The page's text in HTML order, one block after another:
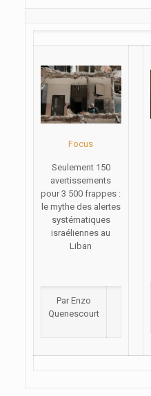
Focus
Seulement 150
avertissements
pour 3 500 frappes :
le mythe des alertes
systématiques
israéliennes au
Liban
Par Enzo
Quenescourt